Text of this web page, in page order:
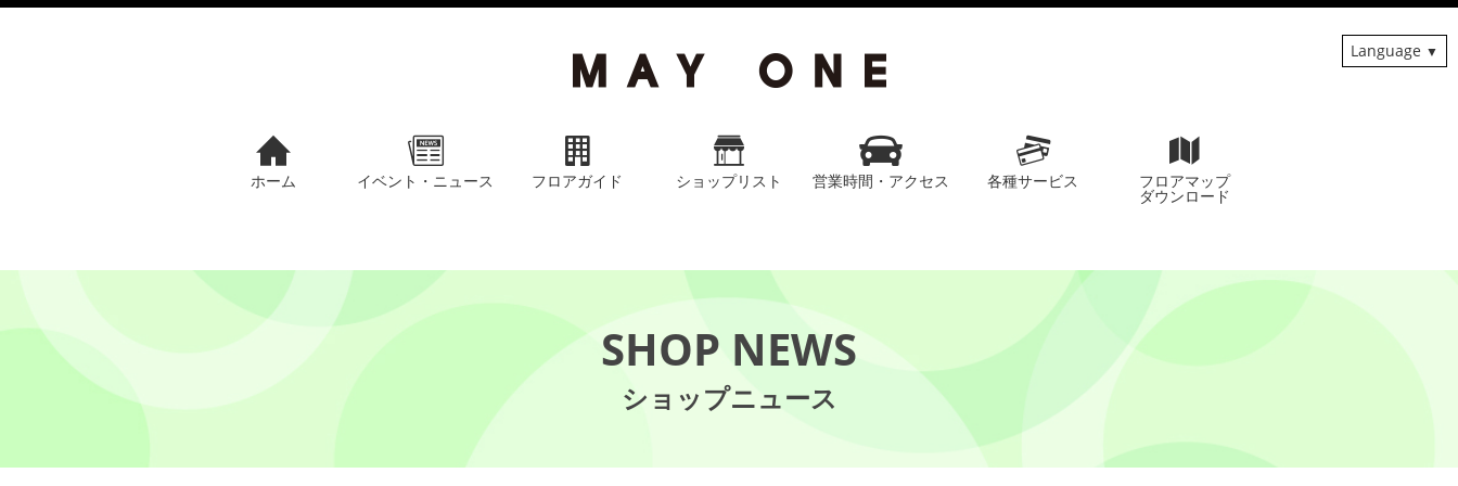
ホーム イベント・ニュース フロアガイド ショップリスト 営業時間・アクセス 各種サービス フロアマップ
ダウンロード
Language
SHOP NEWS